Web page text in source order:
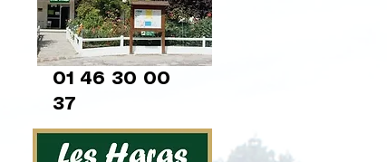
01 46 30 00
37